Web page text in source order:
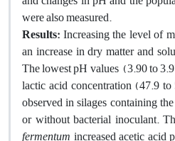
were also measured.
Results:Increasing the level of
an increase in dry matter and
The lowest pH values ​​ (3.90 to
lactic acid concentration (47.9
observed in silages containing
or without bacterial inoculant.
fermentum increased acetic acid